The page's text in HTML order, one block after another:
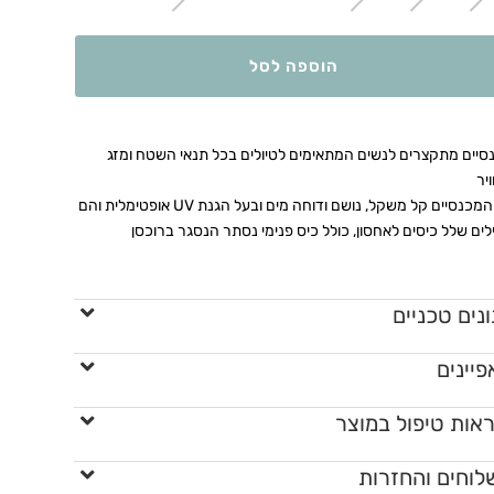
הוספה לסל
מתקצרים לנשים המתאימים לטיולים בכל תנאי השטח ומזג
בד המכנסיים קל משקל, נושם ודוחה מים ובעל הגנת UV אופטימלית והם
שלל כיסים לאחסון, כולל כיס פנימי נסתר הנסגר ברוכסן
טכניים
טיפול במוצר
והחזרות